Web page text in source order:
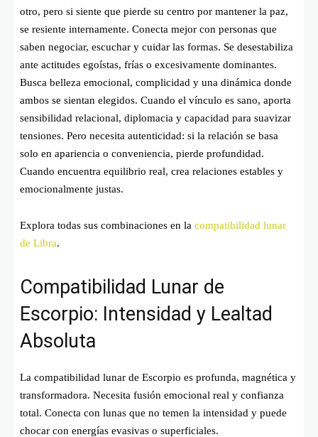
otro, pero si siente que pierde su centro por mantener la paz,
se resiente internamente. Conecta mejor con personas que
saben negociar, escuchar y cuidar las formas. Se desestabiliza
ante actitudes egoístas, frías o excesivamente dominantes.
Busca belleza emocional, complicidad y una dinámica donde
ambos se sientan elegidos. Cuando el vínculo es sano, aporta
sensibilidad relacional, diplomacia y capacidad para suavizar
tensiones. Pero necesita autenticidad: si la relación se basa
solo en apariencia o conveniencia, pierde profundidad.
Cuando encuentra equilibrio real, crea relaciones estables y
emocionalmente justas.
Explora todas sus combinaciones en la compatibilidad lunar
de Libra.
Compatibilidad Lunar de
Escorpio: Intensidad y Lealtad
Absoluta
La compatibilidad lunar de Escorpio es profunda, magnética y
transformadora. Necesita fusión emocional real y confianza
total. Conecta con lunas que no temen la intensidad y puede
chocar con energías evasivas o superficiales.